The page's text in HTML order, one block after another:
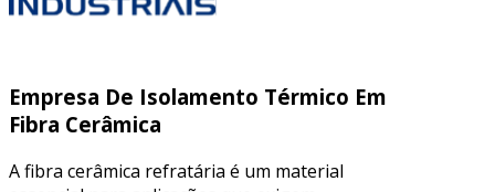
Empresa De Isolamento Térmico Em
Fibra Cerâmica
A fibra cerâmica refratária é um material